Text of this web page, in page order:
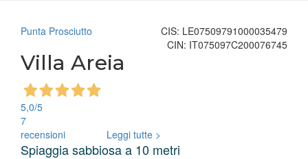
Punta Prosciutto
CIS: LE07509791000035479
CIN: IT075097C200076745
Villa Areia
5,0/5
7
recensioni
Leggi tutte >
Spiaggia sabbiosa a 10 metri